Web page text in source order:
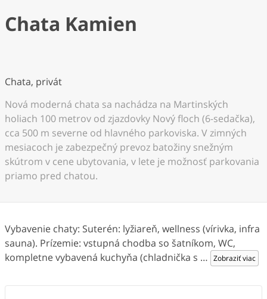
Chata Kamien
Chata, privát
Nová moderná chata sa nachádza na Martinských
holiach 100 metrov od zjazdovky Nový floch (6-sedačka),
cca 500 m severne od hlavného parkoviska. V zimných
mesiacoch je zabezpečný prevoz batožiny snežným
skútrom v cene ubytovania, v lete je možnosť parkovania
priamo pred chatou.
Vybavenie chaty: Suterén: lyžiareň, wellness (vírivka, infra
sauna). Prízemie: vstupná chodba so šatníkom, WC,
kompletne vybavená kuchyňa (chladnička s … Zobraziť viac